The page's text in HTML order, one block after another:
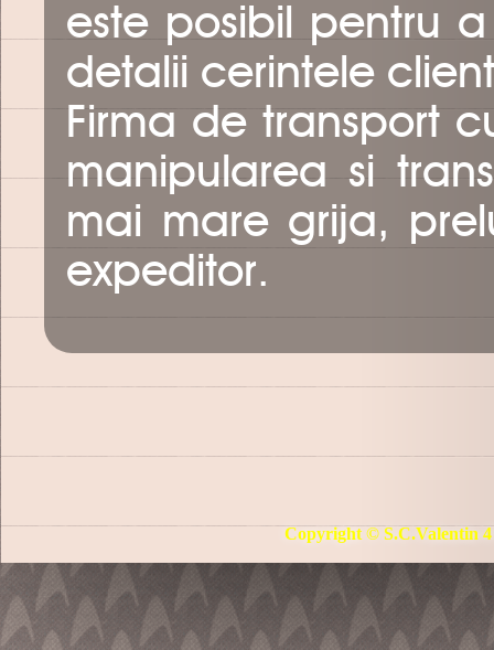
este posibil pentru
detalii cerintele
Firma de transport
manipularea si
mai mare grija,
expeditor.
Copyright © S.C.Valentin